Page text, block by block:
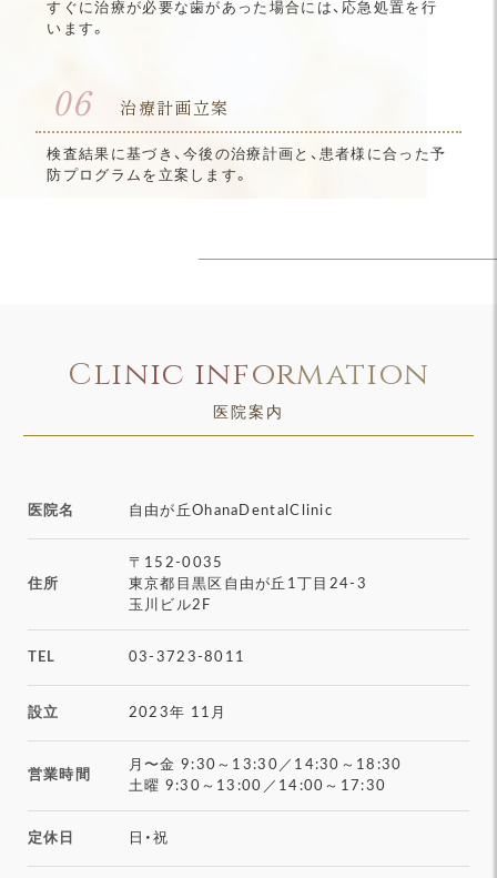
すぐに治療が必要な歯があった場合には、応急処置を行
います。
06 治療計画立案
検査結果に基づき、今後の治療計画と、患者様に合った予
防プログラムを立案します。
Clinic information
医院案内
医院名 自由が丘OhanaDentalClinic
住所
〒152-0035
東京都目黒区自由が丘1丁目24-3
玉川ビル2F
TEL 03-3723-8011
設立 2023年 11月
営業時間
月〜金 9:30～13:30／14:30～18:30
土曜 9:30～13:00／14:00～17:30
定休日 日・祝